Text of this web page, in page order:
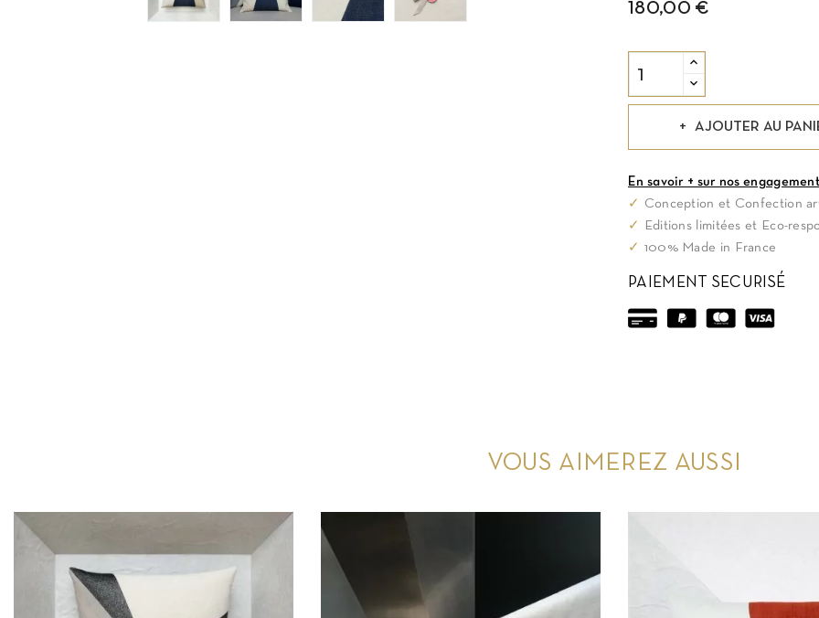
180,00 €
AJOUTER AU
En savoir + sur nos
✓
Conception et Confection
✓
Editions limitées et Eco-
✓ 100% Made in France
PAIEMENT SECURISÉ
VOUS AIMEREZ AUSSI